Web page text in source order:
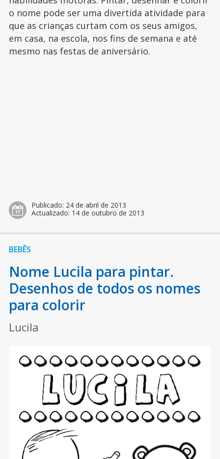
o nome pode ser uma divertida atividade para
que as crianças curtam com os seus amigos,
em casa, na escola, nos fins de semana e até
mesmo nas festas de aniversário.
Publicado: 24 de abril de 2013
Actualizado: 14 de outubro de 2013
BEBÊS
Nome Lucila para pintar.
Desenhos de todos os nomes
para colorir
Lucila